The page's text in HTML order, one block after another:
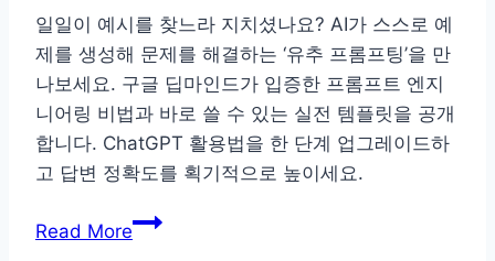
일일이 예시를 찾느라 지치셨나요? AI가 스스로 예
제를 생성해 문제를 해결하는 ‘유추 프롬프팅’을 만
나보세요. 구글 딥마인드가 입증한 프롬프트 엔지
니어링 비법과 바로 쓸 수 있는 실전 템플릿을 공개
합니다. ChatGPT 활용법을 한 단계 업그레이드하
고 답변 정확도를 획기적으로 높이세요.
Read More구